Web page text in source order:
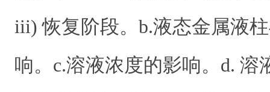
iii)恢复阶段。 b.液态金属液
响。 c.溶液浓度的影响。 d. 溶